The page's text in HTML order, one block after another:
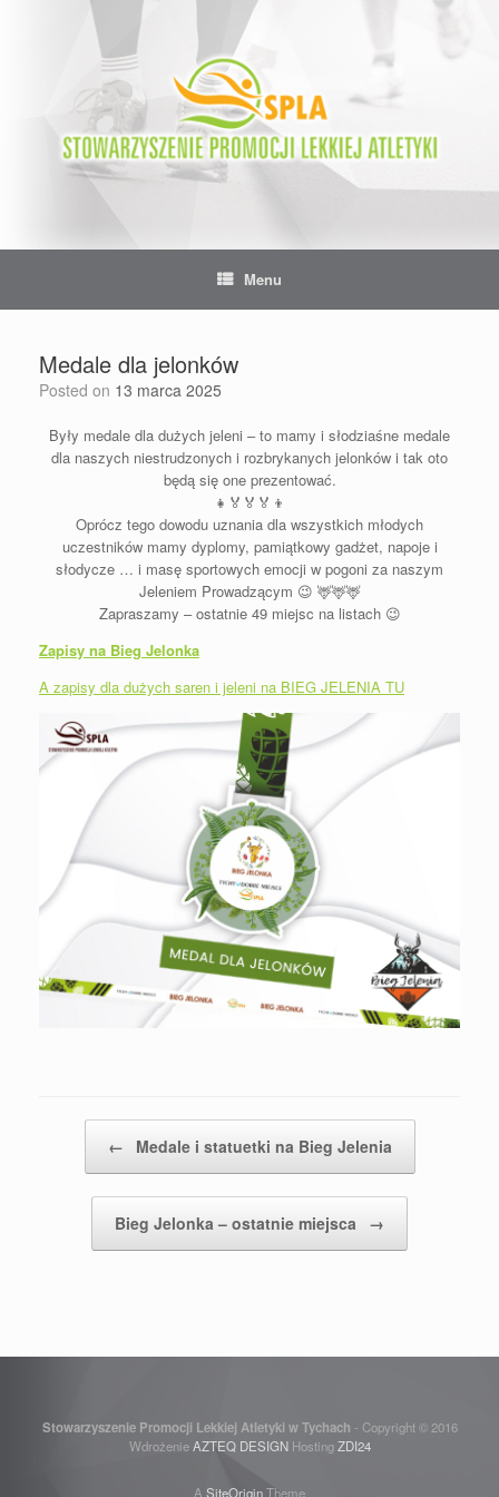
Menu
Medale dla jelonków
Posted on 13 marca 2025
Były medale dla dużych jeleni – to mamy i słodziaśne medale
dla naszych niestrudzonych i rozbrykanych jelonków i tak oto
będą się one prezentować.
👧 🏅 🏅 🏅 👦
Oprócz tego dowodu uznania dla wszystkich młodych
uczestników mamy dyplomy, pamiątkowy gadżet, napoje i
słodycze … i masę sportowych emocji w pogoni za naszym
Jeleniem Prowadzącym 😉 🦌🦌🦌
Zapraszamy – ostatnie 49 miejsc na listach 😉
Zapisy na Bieg Jelonka
A zapisy dla dużych saren i jeleni na BIEG JELENIA TU
← Medale i statuetki na Bieg Jelenia
Bieg Jelonka – ostatnie miejsca →
Stowarzyszenie Promocji Lekkiej Atletyki w Tychach - Copyright © 2016
WdrożenieAZTEQ DESIGNHostingZDI24
A SiteOriginTheme